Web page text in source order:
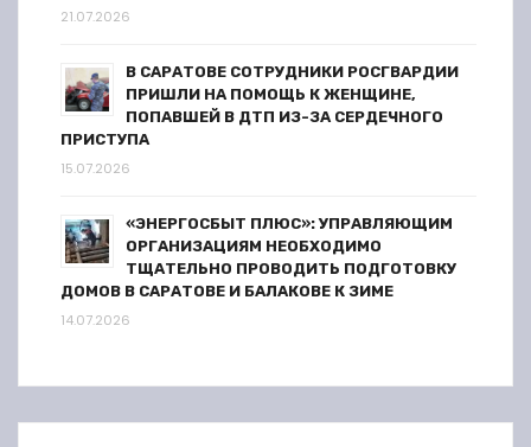
21.07.2026
В САРАТОВЕ СОТРУДНИКИ РОСГВАРДИИ
ПРИШЛИ НА ПОМОЩЬ К ЖЕНЩИНЕ,
ПОПАВШЕЙ В ДТП ИЗ-ЗА СЕРДЕЧНОГО
ПРИСТУПА
15.07.2026
«ЭНЕРГОСБЫТ ПЛЮС»: УПРАВЛЯЮЩИМ
ОРГАНИЗАЦИЯМ НЕОБХОДИМО
ТЩАТЕЛЬНО ПРОВОДИТЬ ПОДГОТОВКУ
ДОМОВ В САРАТОВЕ И БАЛАКОВЕ К ЗИМЕ
14.07.2026